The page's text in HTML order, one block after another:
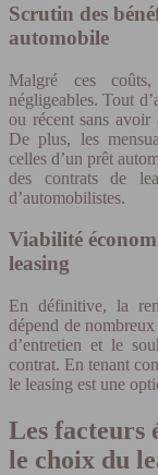
Scrutin des
automobile
Malgré ces
négligeables. Tout
ou récent sans avoir
De plus, les
celles d’un prêt
des contrats de
d’automobilistes.
Viabilité
leasing
En définitive, la
dépend de
d’entretien et le
contrat. En tenant
le leasing est une
Les facteurs
le choix du